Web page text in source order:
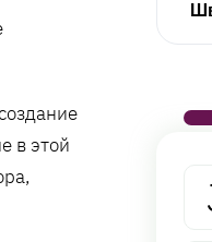
в этой